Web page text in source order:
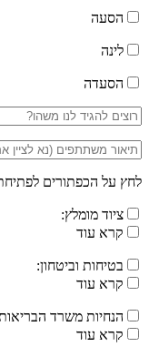
הסעה
לינה
הסעדה
לחץ על הכפתורים
ציוד מומלץ:
קרא עוד
בטיחות וביטחון:
קרא עוד
הנחיות משרד
קרא עוד